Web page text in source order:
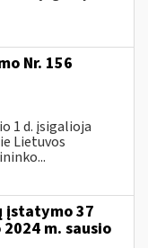
Nr. 156
1 d. įsigalioja
Lietuvos
įstatymo 37
m. sausio